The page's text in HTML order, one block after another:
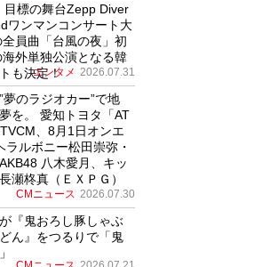
目標の舞台Zepp Diver
ワンマンコンサート大
員曲「台風の夜」初
外単独公演となる韓
も決定！
エンタメ 2026.07.31
夢のラジオカー”で地
を。 愛知トヨタ「AT
、8月1日オンエ
ルボニー松田崇弥・
八木愛月、キッ
瀬柊真（ＥＸＰＧ）
CMニュース 2026.07.30
『鬼おろし豚しゃぶ
ん』をつるりで「鬼